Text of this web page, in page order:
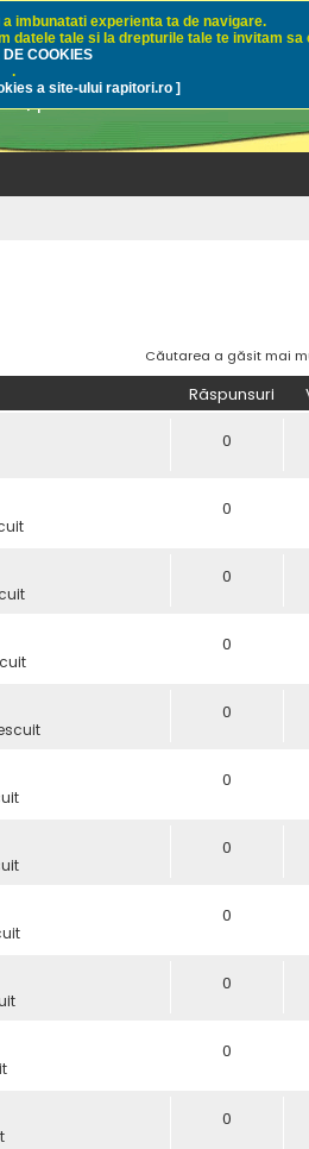
pescuitul cu naluci sau
Căutarea a găsit mai
Răspunsuri
0
0
0
0
0
0
0
0
0
0
0
imbunatati experienta ta de navigare.
datele tale si la drepturile tale te invitam sa
DE COOKIES
.
a site-ului rapitori.ro ]